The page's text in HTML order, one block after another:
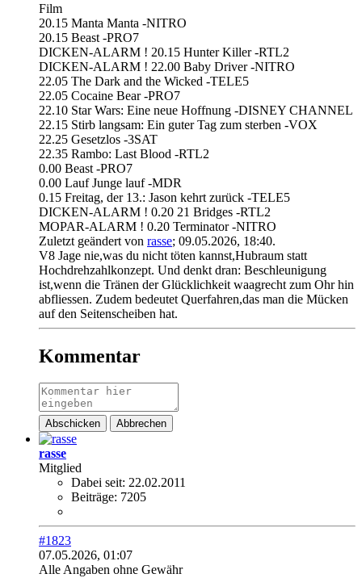
Film
20.15 Manta Manta -NITRO
20.15 Beast -PRO7
DICKEN-ALARM ! 20.15 Hunter Killer -RTL2
DICKEN-ALARM ! 22.00 Baby Driver -NITRO
22.05 The Dark and the Wicked -TELE5
22.05 Cocaine Bear -PRO7
22.10 Star Wars: Eine neue Hoffnung -DISNEY CHANNEL
22.15 Stirb langsam: Ein guter Tag zum sterben -VOX
22.25 Gesetzlos -3SAT
22.35 Rambo: Last Blood -RTL2
0.00 Beast -PRO7
0.00 Lauf Junge lauf -MDR
0.15 Freitag, der 13.: Jason kehrt zurück -TELE5
DICKEN-ALARM ! 0.20 21 Bridges -RTL2
MOPAR-ALARM ! 0.20 Terminator -NITRO
Zuletzt geändert von rasse; 09.05.2026, 18:40.
V8 Jage nie,was du nicht töten kannst,Hubraum statt
Hochdrehzahlkonzept. Und denkt dran: Beschleunigung
ist,wenn die Tränen der Glücklichkeit waagrecht zum Ohr hin
abfliessen. Zudem bedeutet Querfahren,das man die Mücken
auf den Seitenscheiben hat.
Kommentar
Abschicken Abbrechen
rasse
Mitglied
Dabei seit: 22.02.2011
Beiträge: 7205
#1823
07.05.2026, 01:07
Alle Angaben ohne Gewähr